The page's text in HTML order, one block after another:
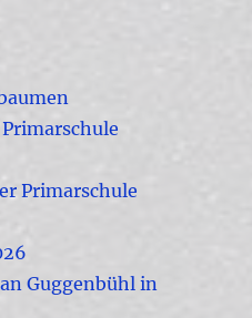
Primarschule
Guggenbühl in